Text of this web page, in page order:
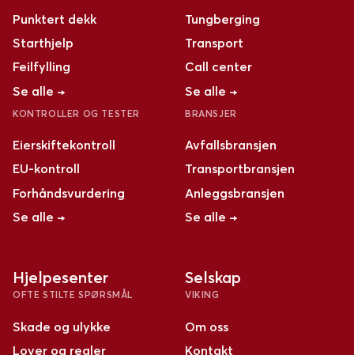
Punktert dekk
Starthjelp
Feilfylling
Se alle →
KONTROLLER OG TESTER
Eierskiftekontroll
EU-kontroll
Forhåndsvurdering
Se alle →
Tungberging
Transport
Call center
Se alle →
BRANSJER
Avfallsbransjen
Transportbransjen
Anleggsbransjen
Se alle →
Hjelpesenter
OFTE STILTE SPØRSMÅL
Skade og ulykke
Lover og regler
Selskap
VIKING
Om oss
Kontakt